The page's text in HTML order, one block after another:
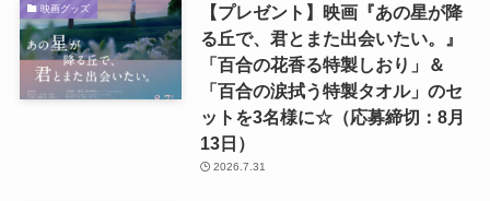
映画グッズ
【プレゼント】映画『あの星が降
る丘で、君とまた出会いたい。』
「百合の花香る特製しおり」＆
「百合の涙拭う特製タオル」のセ
ットを3名様に☆（応募締切：8月
13日）
2026.7.31